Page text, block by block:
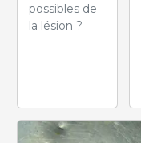
possibles de
la lésion ?